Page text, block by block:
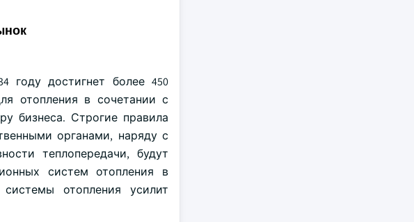
году достигнет более 450
отопления в сочетании с
бизнеса. Строгие правила
органами, наряду с
теплопередачи, будут
систем отопления в
отопления усилит